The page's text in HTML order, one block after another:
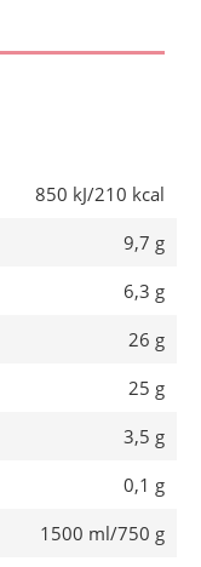
850 kJ/210 kcal
9,7 g
6,3 g
26 g
25 g
3,5 g
0,1 g
1500 ml/750 g